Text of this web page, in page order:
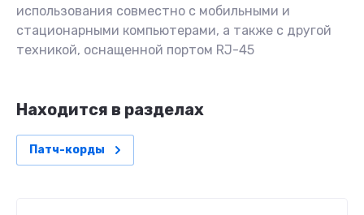
использования совместно с мобильными и
стационарными компьютерами, а также с другой
техникой, оснащенной портом RJ-45
Находится в разделах
Патч-корды